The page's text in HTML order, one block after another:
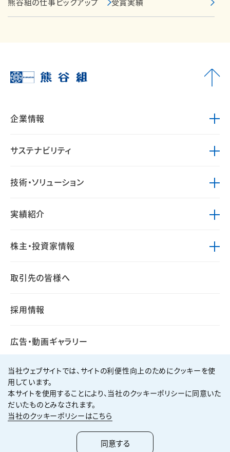
企業情報
サステナビリティ
技術・ソリューション
実績紹介
株主・投資家情報
取引先の皆様へ
採用情報
広告・動画ギャラリー
個人情報保護方針
サイト利用規約
サイトマップ
2026KUMAGAI GUMI CO.,LTD All Rights Reserved.
当社ウェブサイトでは、サイトの利便性向上のためにクッキーを使
用しています。
本サイトを使用することにより、当社のクッキーポリシーに同意いた
だいたものとみなされます。
当社のクッキーポリシーはこちら
同意する